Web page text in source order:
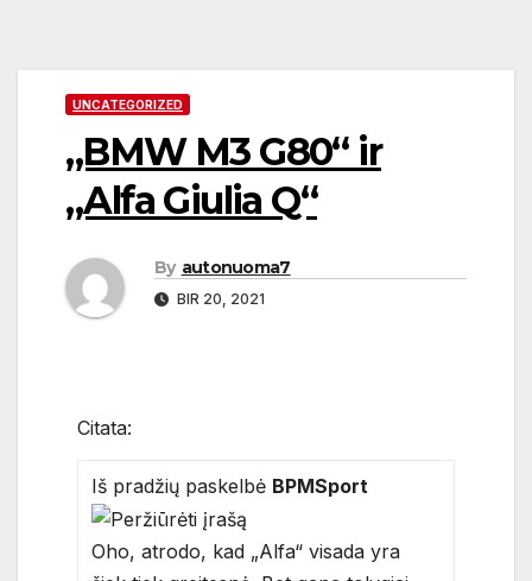
UNCATEGORIZED
„BMW M3 G80“ ir
„Alfa Giulia Q“
By autonuoma7
BIR 20, 2021
Citata:
Iš pradžių paskelbė BPMSport
Oho, atrodo, kad „Alfa“ visada yra